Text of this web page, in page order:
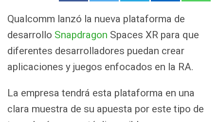
Qualcomm lanzó la nueva plataforma de
desarrollo Snapdragon Spaces XR para que
diferentes desarrolladores puedan crear
aplicaciones y juegos enfocados en la RA.
La empresa tendrá esta plataforma en una
clara muestra de su apuesta por este tipo de